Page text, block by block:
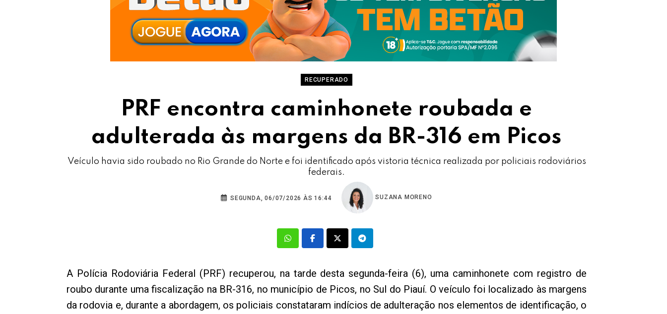
RECUPERADO
PRF encontra caminhonete roubada e
adulterada às margens da BR-316 em Picos
Veículo havia sido roubado no Rio Grande do Norte e foi identificado após vistoria técnica realizada por policiais rodoviários
federais.
SEGUNDA, 06/07/2026 ÀS 16:44 SUZANA MORENO
A Polícia Rodoviária Federal (PRF) recuperou, na tarde desta segunda-feira (6), uma caminhonete com registro de
roubo durante uma fiscalização na BR-316, no município de Picos, no Sul do Piauí. O veículo foi localizado às margens
da rodovia e, durante a abordagem, os policiais constataram indícios de adulteração nos elementos de identificação, o